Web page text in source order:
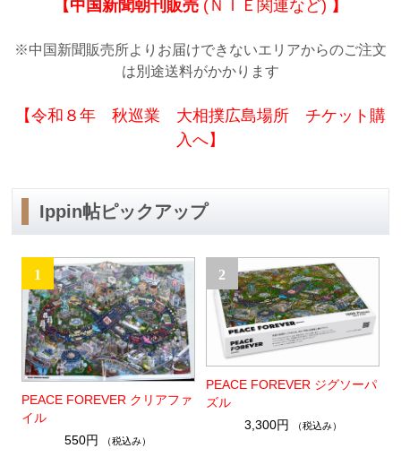
【中国新聞朝刊販売 (ＮＩＥ関連など) 】
※中国新聞販売所よりお届けできないエリアからのご注文
は別途送料がかかります
【令和８年 秋巡業 大相撲広島場所 チケット購
入へ】
Ippin帖ピックアップ
1
PEACE FOREVER クリアファ
イル
550円
（税込み）
2
PEACE FOREVER ジグソーパ
ズル
3,300円
（税込み）